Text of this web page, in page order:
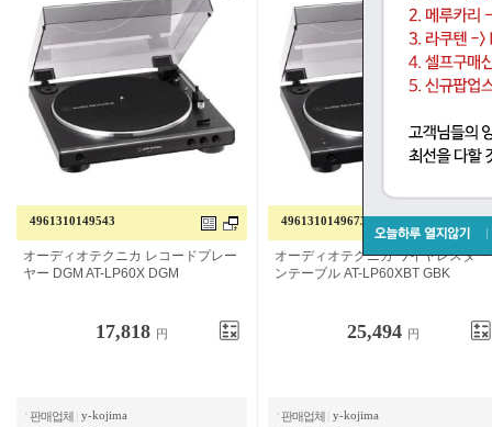
4961310149543
오디오 테크니카 레코드 플레이어
DGM AT-LP60X DGM
17,818 円
판매업체 y-kojima
4961310149673
오디오 테크니카 무선 턴테이블 AT-
LP60XBT GBK
25,494 円
판매업체 y-kojima